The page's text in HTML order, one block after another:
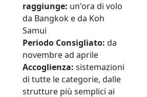
raggiunge: un'ora di volo
da Bangkok e da Koh
Samui
Periodo Consigliato: da
novembre ad aprile
Accoglienza: sistemazioni
di tutte le categorie, dalle
strutture più semplici ai